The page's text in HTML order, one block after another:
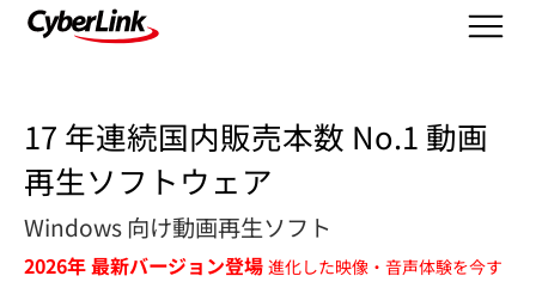
17 年連続国内販売本数 No.1 動画
再生ソフトウェア
Windows 向け動画再生ソフト
2026年 最新バージョン登場 進化した映像・音声体験を今す